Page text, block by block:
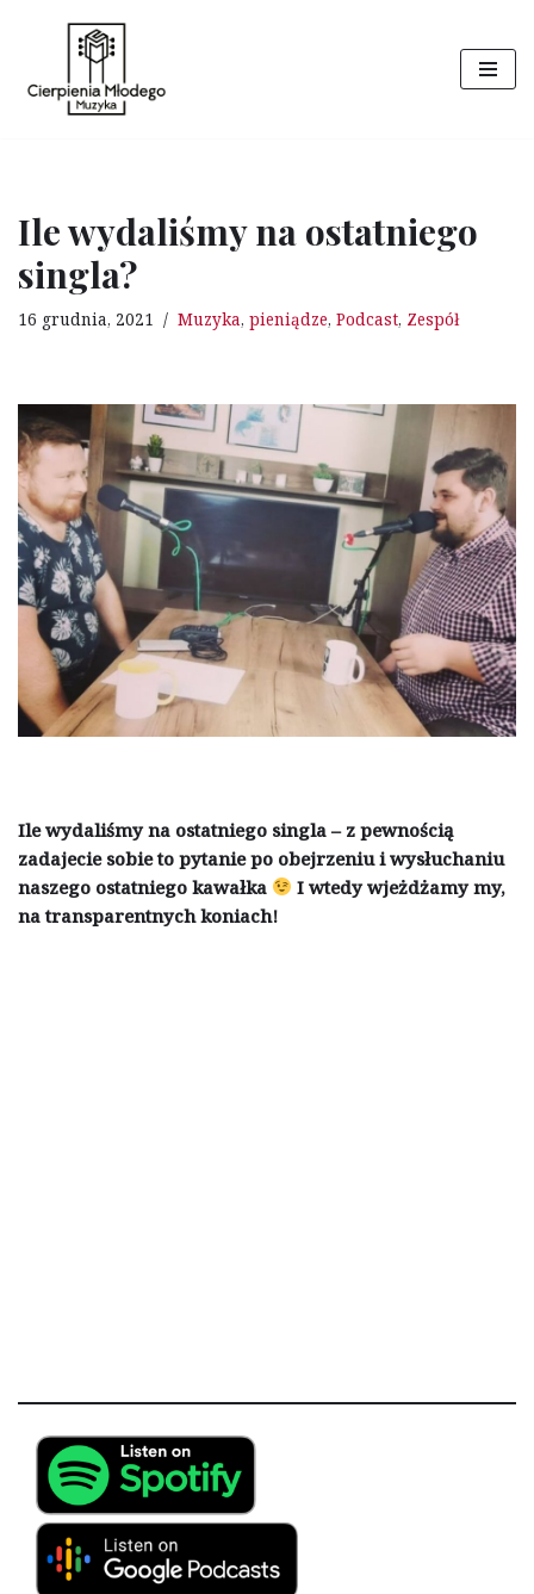
Przejdź
do
Ile wydaliśmy na ostatniego
singla?
16 grudnia, 2021 Muzyka, pieniądze, Podcast, Zespół
Ile wydaliśmy na ostatniego singla – z pewnością
zadajecie sobie to pytanie po obejrzeniu i wysłuchaniu
naszego ostatniego kawałka
I wtedy wjeżdżamy my,
na transparentnych koniach!